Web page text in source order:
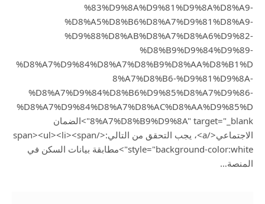
%83%D9%8A%D9%81%D9%8A%D8%A9-
%D8%A5%D8%B6%D8%A7%D9%81%D8%A9-
%D9%88%D8%AB%D8%A7%D8%A6%D9%82-
%D8%B9%D9%84%D9%89-
%D8%A7%D9%84%D8%A7%D8%B9%D8%AA%D8%B1%D
8%A7%D8%B6-%D9%81%D9%8A-
%D8%A7%D9%84%D8%B6%D9%85%D8%A7%D9%86-
%D8%A7%D9%84%D8%A7%D8%AC%D8%AA%D9%85%D
8%A7%D8%B9%D9%8A" target="_blank">الضمان
الاجتماعي</a>، يجب التحقق من التالي:</span><ul><li><span
style="background-color:white">مطابقة بيانات السكن في
المنصة…